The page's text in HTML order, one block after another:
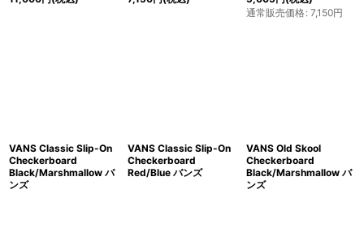
通常販売価格: 7,150円
VANS Classic Slip-On
Checkerboard
Black/Marshmallow バ
ンズ
VANS Classic Slip-On
Checkerboard
Red/Blue バンズ
VANS Old Skool
Checkerboard
Black/Marshmallow バ
ンズ